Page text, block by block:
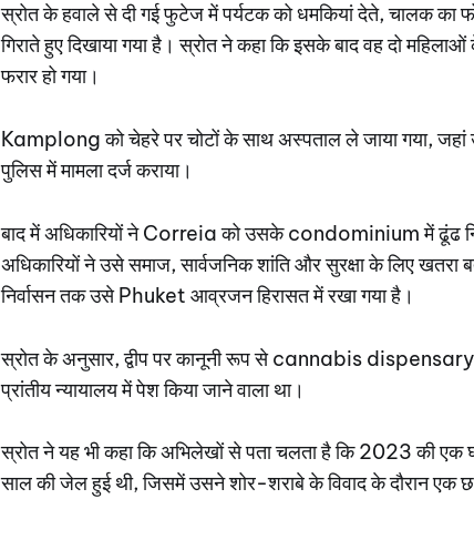
स्रोत के हवाले से दी गई फुटेज में पर्यटक को धमकियां देते, चालक
गिराते हुए दिखाया गया है। स्रोत ने कहा कि इसके बाद वह दो
फरार हो गया।
Kamplong को चेहरे पर चोटों के साथ अस्पताल ले जाया गया,
पुलिस में मामला दर्ज कराया।
बाद में अधिकारियों ने Correia को उसके condominium में ढूंढ
अधिकारियों ने उसे समाज, सार्वजनिक शांति और सुरक्षा के लिए खतरा
निर्वासन तक उसे Phuket आव्रजन हिरासत में रखा गया है।
स्रोत के अनुसार, द्वीप पर कानूनी रूप से cannabis
प्रांतीय न्यायालय में पेश किया जाने वाला था।
स्रोत ने यह भी कहा कि अभिलेखों से पता चलता है कि 2023 की
साल की जेल हुई थी, जिसमें उसने शोर-शराबे के विवाद के दौरान एक